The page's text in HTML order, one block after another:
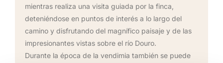
mientras realiza una visita guiada por la finca,
deteniéndose en puntos de interés a lo largo del
camino y disfrutando del magnífico paisaje y de las
impresionantes vistas sobre el río Douro.
Durante la época de la vendimia también se puede